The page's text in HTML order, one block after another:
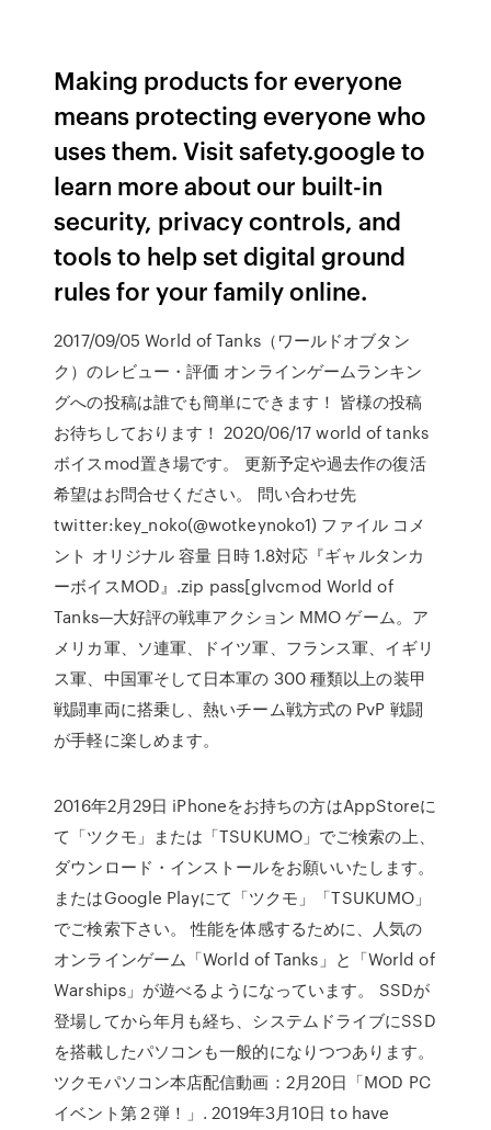
Making products for everyone
means protecting everyone who
uses them. Visit safety.google to
learn more about our built-in
security, privacy controls, and
tools to help set digital ground
rules for your family online.
2017/09/05 World of Tanks（ワールドオブタン
ク）のレビュー・評価 オンラインゲームランキン
グへの投稿は誰でも簡単にできます！ 皆様の投稿
お待ちしております！ 2020/06/17 world of tanks
ボイスmod置き場です。 更新予定や過去作の復活
希望はお問合せください。 問い合わせ先
twitter:key_noko(@wotkeynoko1) ファイル コメ
ント オリジナル 容量 日時 1.8対応『ギャルタンカ
ーボイスMOD』.zip pass[glvcmod World of
Tanks—大好評の戦車アクション MMO ゲーム。ア
メリカ軍、ソ連軍、ドイツ軍、フランス軍、イギリ
ス軍、中国軍そして日本軍の 300 種類以上の装甲
戦闘車両に搭乗し、熱いチーム戦方式の PvP 戦闘
が手軽に楽しめます。
2016年2月29日 iPhoneをお持ちの方はAppStoreに
て「ツクモ」または「TSUKUMO」でご検索の上、
ダウンロード・インストールをお願いいたします。
またはGoogle Playにて「ツクモ」「TSUKUMO」
でご検索下さい。 性能を体感するために、人気の
オンラインゲーム「World of Tanks」と「World of
Warships」が遊べるようになっています。 SSDが
登場してから年月も経ち、システムドライブにSSD
を搭載したパソコンも一般的になりつつあります。
ツクモパソコン本店配信動画：2月20日「MOD PC
イベント第２弾！」. 2019年3月10日 to have